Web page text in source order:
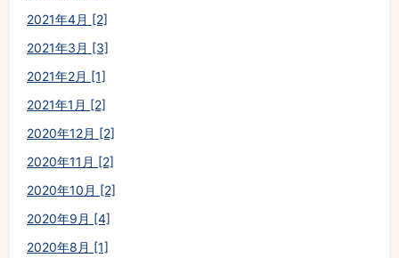
2021年4月 [2]
2021年3月 [3]
2021年2月 [1]
2021年1月 [2]
2020年12月 [2]
2020年11月 [2]
2020年10月 [2]
2020年9月 [4]
2020年8月 [1]